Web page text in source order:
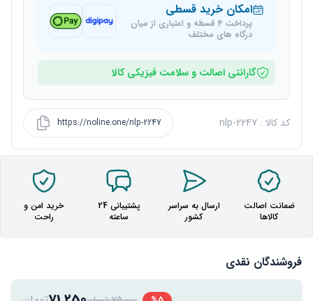
امکان خرید قسطی
پرداخت 4 قسطه و اعتباری از میان
درگاه های مختلف
گارانتی اصالت و سلامت فیزیکی کالا
کد کالا : nlp-2247 https://noline.one/nlp-2247
ضمانت اصالت
کالاها
ارسال به سراسر
کشور
پشتیبانی 24
ساعته
خرید امن و
راحت
فروشندگان نقدی